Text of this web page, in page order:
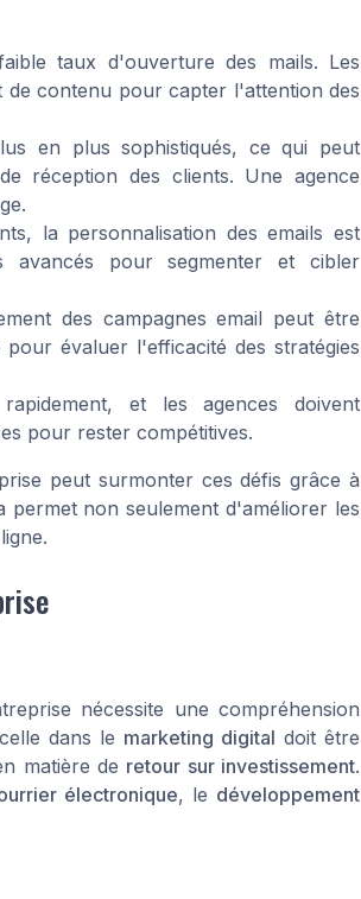
taux d'ouverture des mails. Les
de contenu pour capter l'attention des
en plus sophistiqués, ce qui peut
réception des clients. Une agence
la personnalisation des emails est
avancés pour segmenter et cibler
des campagnes email peut être
évaluer l'efficacité des stratégies
et les agences doivent
pour rester compétitives.
peut surmonter ces défis grâce à
permet non seulement d'améliorer les
nécessite une compréhension
dans le marketing digital doit être
matière de retour sur investissement.
électronique, le développement